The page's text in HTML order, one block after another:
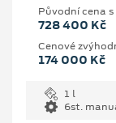
Původní cena s
728 400 Kč
Cenové
174 000 Kč
1 l
6st.